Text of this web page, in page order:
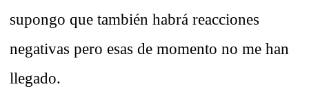
supongo que también habrá reacciones
negativas pero esas de momento no me han
llegado.